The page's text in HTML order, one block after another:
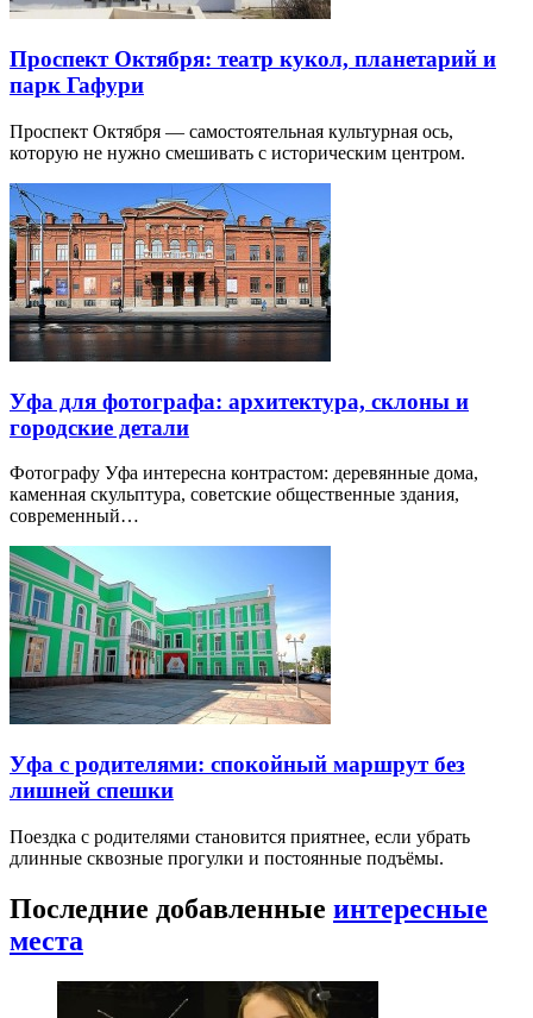
Проспект Октября: театр кукол, планетарий и
парк Гафури
Проспект Октября — самостоятельная культурная ось,
которую не нужно смешивать с историческим центром.
Уфа для фотографа: архитектура, склоны и
городские детали
Фотографу Уфа интересна контрастом: деревянные дома,
каменная скульптура, советские общественные здания,
современный…
Уфа с родителями: спокойный маршрут без
лишней спешки
Поездка с родителями становится приятнее, если убрать
длинные сквозные прогулки и постоянные подъёмы.
Последние добавленные интересные
места